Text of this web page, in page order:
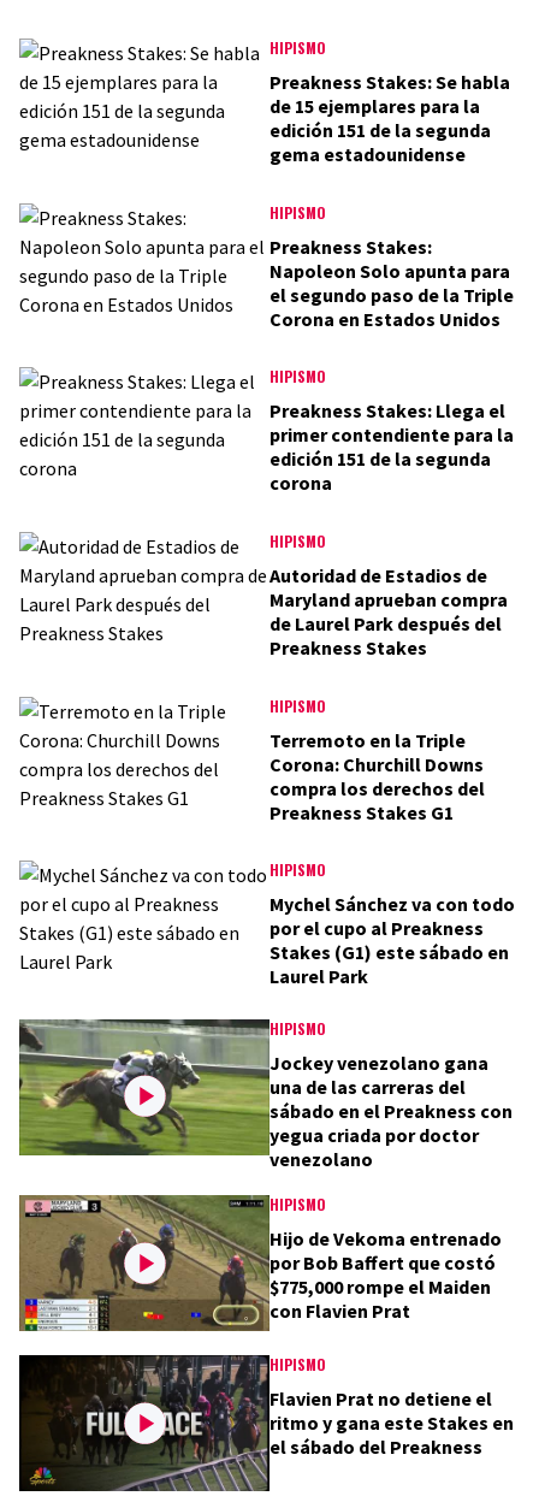
HIPISMO
Preakness Stakes: Se habla
de 15 ejemplares para la
edición 151 de la segunda
gema estadounidense
HIPISMO
Preakness Stakes:
Napoleon Solo apunta para
el segundo paso de la Triple
Corona en Estados Unidos
HIPISMO
Preakness Stakes: Llega el
primer contendiente para la
edición 151 de la segunda
corona
HIPISMO
Autoridad de Estadios de
Maryland aprueban compra
de Laurel Park después del
Preakness Stakes
HIPISMO
Terremoto en la Triple
Corona: Churchill Downs
compra los derechos del
Preakness Stakes G1
HIPISMO
Mychel Sánchez va con todo
por el cupo al Preakness
Stakes (G1) este sábado en
Laurel Park
HIPISMO
Jockey venezolano gana
una de las carreras del
sábado en el Preakness con
yegua criada por doctor
venezolano
HIPISMO
Hijo de Vekoma entrenado
por Bob Baffert que costó
$775,000 rompe el Maiden
con Flavien Prat
HIPISMO
Flavien Prat no detiene el
ritmo y gana este Stakes en
el sábado del Preakness